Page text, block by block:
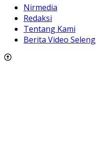
Nirmedia
Redaksi
Tentang Kami
Berita Video